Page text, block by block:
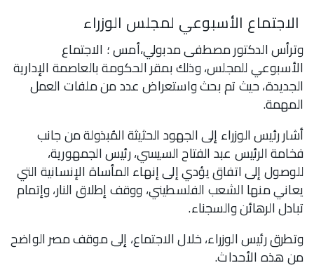
الاجتماع الأسبوعي لمجلس الوزراء
وترأس الدكتور مصطفى مدبولي،أمس ؛ الاجتماع
الأسبوعي للمجلس، وذلك بمقر الحكومة بالعاصمة الإدارية
الجديدة، حيث تم بحث واستعراض عدد من ملفات العمل
المهمة.
أشار رئيس الوزراء إلى الجهود الحثيثة المُبذولة من جانب
فخامة الرئيس عبد الفتاح السيسي، رئيس الجمهورية،
للوصول إلى اتفاق يؤدي إلى إنهاء المأساة الإنسانية التي
يعاني منها الشعب الفلسطيني، ووقف إطلاق النار، وإتمام
تبادل الرهائن والسجناء.
وتطرق رئيس الوزراء، خلال الاجتماع، إلى موقف مصر الواضح
من هذه الأحداث.